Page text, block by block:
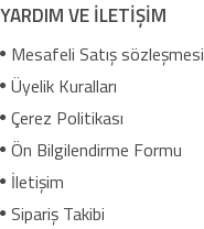
YARDIM VE İLETİŞİM
Mesafeli Satış sözleşmesi
Üyelik Kuralları
Çerez Politikası
Ön Bilgilendirme Formu
İletişim
Sipariş Takibi